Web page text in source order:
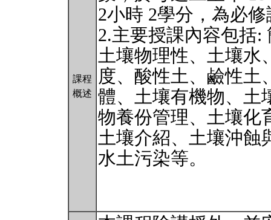
課程
概述
2小時 2學分，為必
2.主要授課內容包括:
土壤物理性、土壤水
度、酸性土、鹼性土
體、土壤有機物、土
物養份管理、土壤化
土壤介紹、土壤沖蝕
水土污染等。